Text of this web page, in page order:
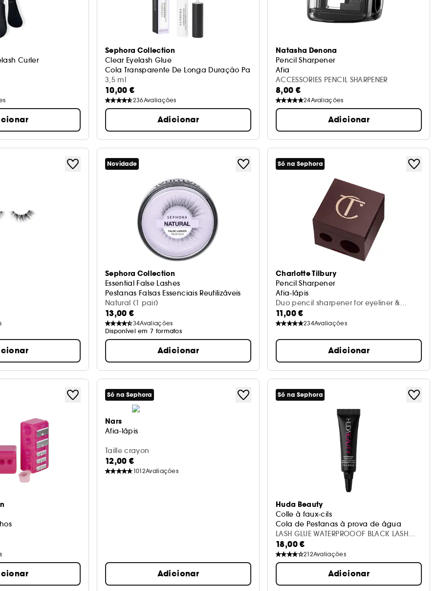
Curler
Sephora Collection
Clear Eyelash Glue
Cola Transparente De Longa Duração Para Pestanas Falsas
3,5 ml
10,00 €
236Avaliações
Adicionar
Natasha Denona
Pencil Sharpener
Afia
ACCESSORIES PENCIL SHARPENER
8,00 €
24Avaliações
Adicionar
Novidade
Sephora Collection
Essential False Lashes
Pestanas Falsas Essenciais Reutilizáveis
Natural (1 pair)
13,00 €
34Avaliações
Disponível em 7 formatos
Adicionar
Só na Sephora
Charlotte Tilbury
Pencil Sharpener
Afia-lápis
Duo pencil sharpener for eyeliner &
eyeshadow pencils
11,00 €
234Avaliações
Adicionar
Só na Sephora
Nars
Afia-lápis
Taille crayon
12,00 €
1012Avaliações
Adicionar
Só na Sephora
Huda Beauty
Colle à faux-cils
Cola de Pestanas à prova de água
LASH GLUE WATERPROOOF BLACK LASH
GLUE
18,00 €
212Avaliações
Adicionar